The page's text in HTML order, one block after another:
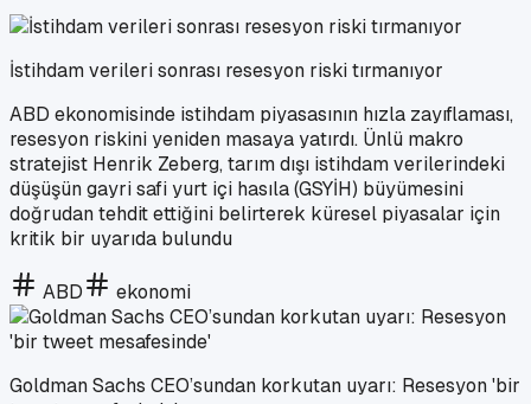
İstihdam verileri sonrası resesyon riski tırmanıyor
ABD ekonomisinde istihdam piyasasının hızla zayıflaması,
resesyon riskini yeniden masaya yatırdı. Ünlü makro
stratejist Henrik Zeberg, tarım dışı istihdam verilerindeki
düşüşün gayri safi yurt içi hasıla (GSYİH) büyümesini
doğrudan tehdit ettiğini belirterek küresel piyasalar için
kritik bir uyarıda bulundu
ABD ekonomi
Goldman Sachs CEO’sundan korkutan uyarı: Resesyon 'bir